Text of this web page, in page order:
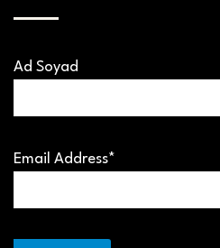
Ad Soyad
Email Address*